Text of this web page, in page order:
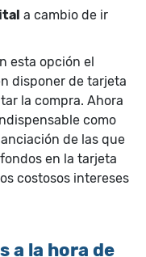
a cambio de ir
esta opción el
disponer de tarjeta
la compra. Ahora
como
de las que
en la tarjeta
costosos intereses
a la hora de